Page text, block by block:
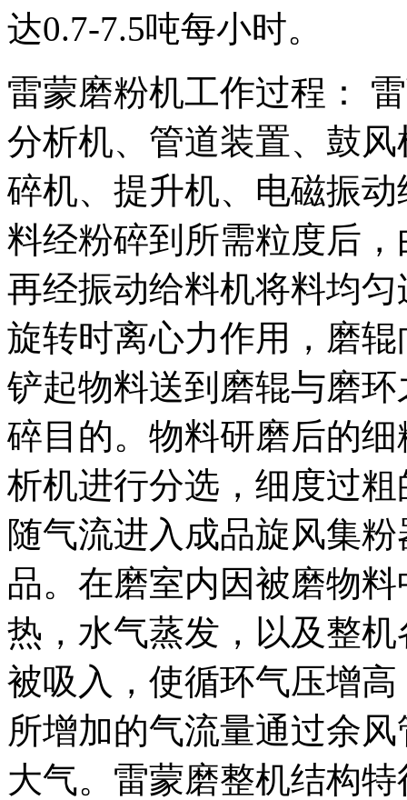
达0.7-7.5吨每小时。
雷蒙磨粉机工作过程：
分析机、管道装置、鼓
碎机、提升机、电磁振
料经粉碎到所需粒度后
再经振动给料机将料均
旋转时离心力作用，磨
铲起物料送到磨辊与磨
碎目的。物料研磨后的
析机进行分选，细度过
随气流进入成品旋风集
品。在磨室内因被磨物
热，水气蒸发，以及整
被吸入，使循环气压增
所增加的气流量通过余
大气。雷蒙磨整机结构